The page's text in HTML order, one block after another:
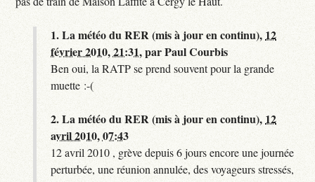
1.La météo du RER (mis à jour en continu), 12
février 2010, 21:31,parPaul Courbis
Ben oui, la RATP se prend souvent pour la grande
muette :-(
2.La météo du RER (mis à jour en continu), 12
avril 2010, 07:43
12 avril 2010 , grève depuis 6 jours encore une journée
perturbée, une réunion annulée, des voyageurs stressés,